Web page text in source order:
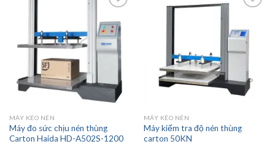
Add to
wishlist
MÁY KÉO NÉN
Máy đo sức chịu nén thùng
Carton Haida HD-A502S-1200
Add to
wishlist
MÁY KÉO NÉN
Máy kiểm tra độ nén thùng
carton 50KN